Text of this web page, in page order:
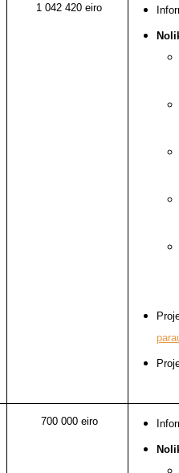
1 042 420 eiro
700 000 eiro